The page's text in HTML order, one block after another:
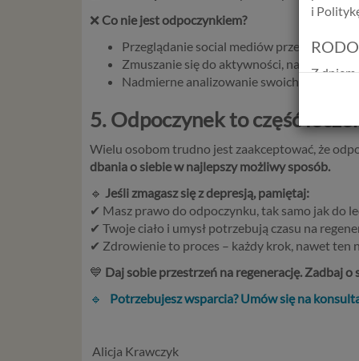
❌ Co nie jest odpoczynkiem?
Przeglądanie social mediów przez kilka
Zmuszanie się do aktywności, na którą nie
Nadmierne analizowanie swoich
5. Odpoczynek to część
Wielu osobom trudno jest zaakceptować, że
dbania o siebie w najlepszy możliwy sposób.
🔹 Jeśli zmagasz się z depresją, pamiętaj:
✔ Masz prawo do odpoczynku, tak samo jak do
✔ Twoje ciało i umysł potrzebują czasu na
✔ Zdrowienie to proces – każdy krok, nawet ten
💙 Daj sobie przestrzeń na regenerację. Zadbaj
🔹
Potrzebujesz wsparcia? Umów się na
Alicja Krawczyk
i
RODO
Z dniem
osób
zakresie
usług
2018 r.
nie